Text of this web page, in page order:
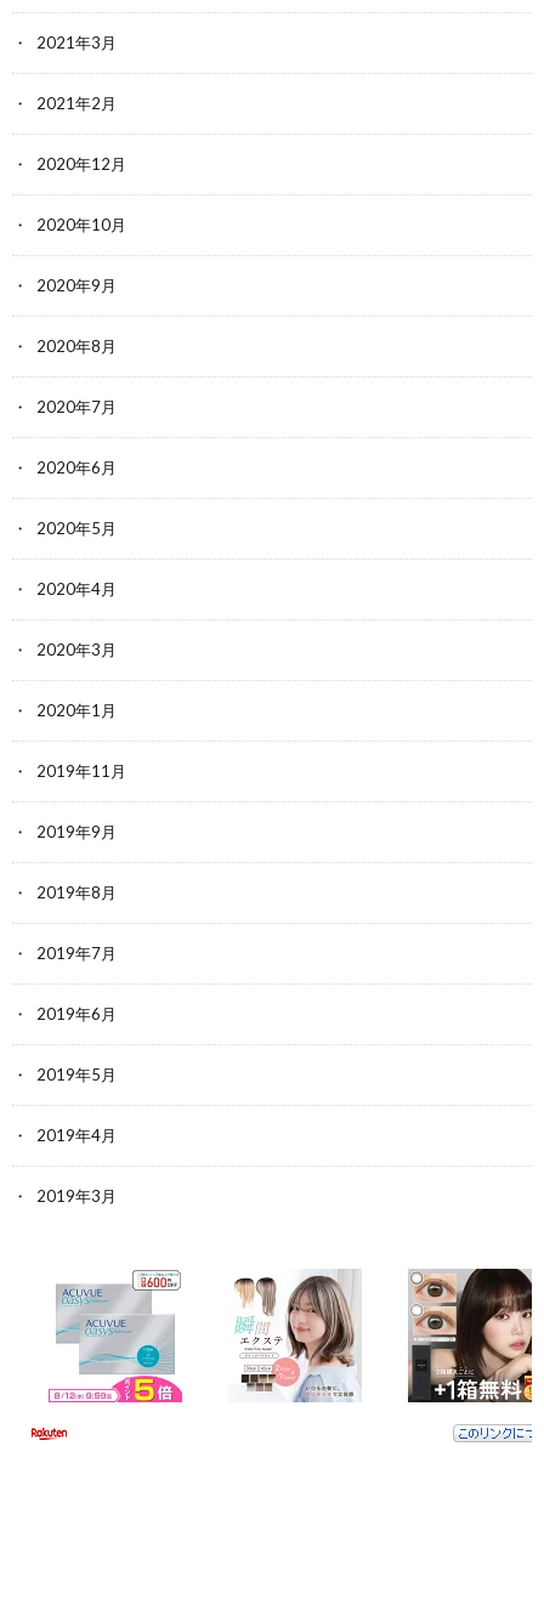
2021年3月
2021年2月
2020年12月
2020年10月
2020年9月
2020年8月
2020年7月
2020年6月
2020年5月
2020年4月
2020年3月
2020年1月
2019年11月
2019年9月
2019年8月
2019年7月
2019年6月
2019年5月
2019年4月
2019年3月